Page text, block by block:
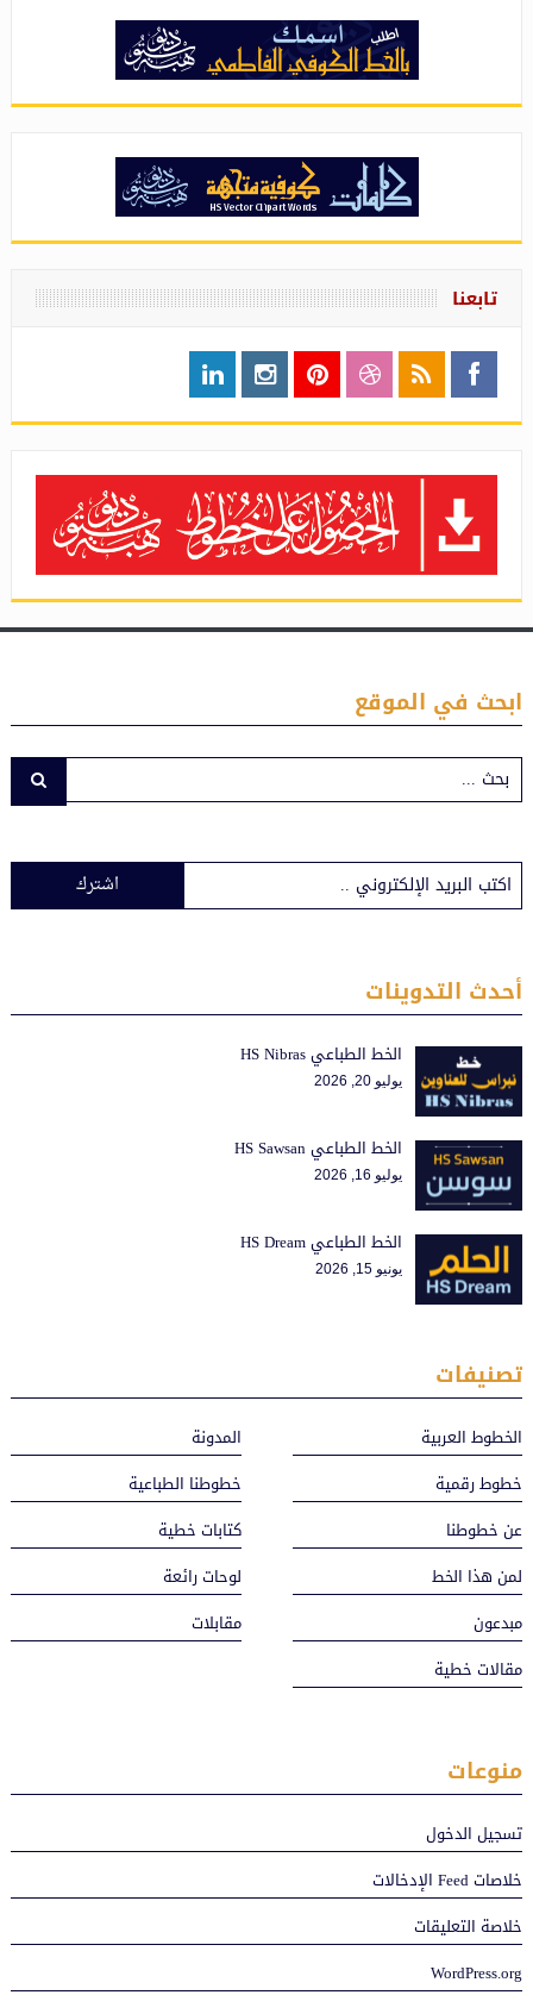
تابعنا
ابحث في الموقع
اشترك
أحدث التدوينات
الخط الطباعي HS Nibras
يوليو 20, 2026
الخط الطباعي HS Sawsan
يوليو 16, 2026
الخط الطباعي HS Dream
يونيو 15, 2026
تصنيفات
الخطوط العربية
المدونة
خطوط رقمية
خطوطنا الطباعية
عن خطوطنا
كتابات خطية
لمن هذا الخط
لوحات رائعة
مبدعون
مقابلات
مقالات خطية
منوعات
تسجيل الدخول
خلاصات Feed الإدخالات
خلاصة التعليقات
WordPress.org